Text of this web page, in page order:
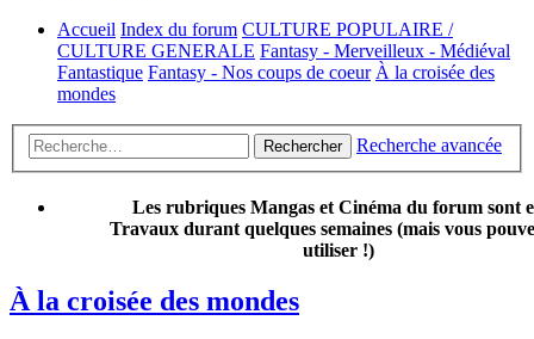
Accueil Index du forum CULTURE POPULAIRE /
CULTURE GENERALE Fantasy - Merveilleux - Médiéval
Fantastique Fantasy - Nos coups de coeur À la croisée des
mondes
Rechercher Recherche avancée
Les rubriques Mangas et Cinéma du forum sont
Travaux durant quelques semaines (mais vous
utiliser !)
À la croisée des mondes